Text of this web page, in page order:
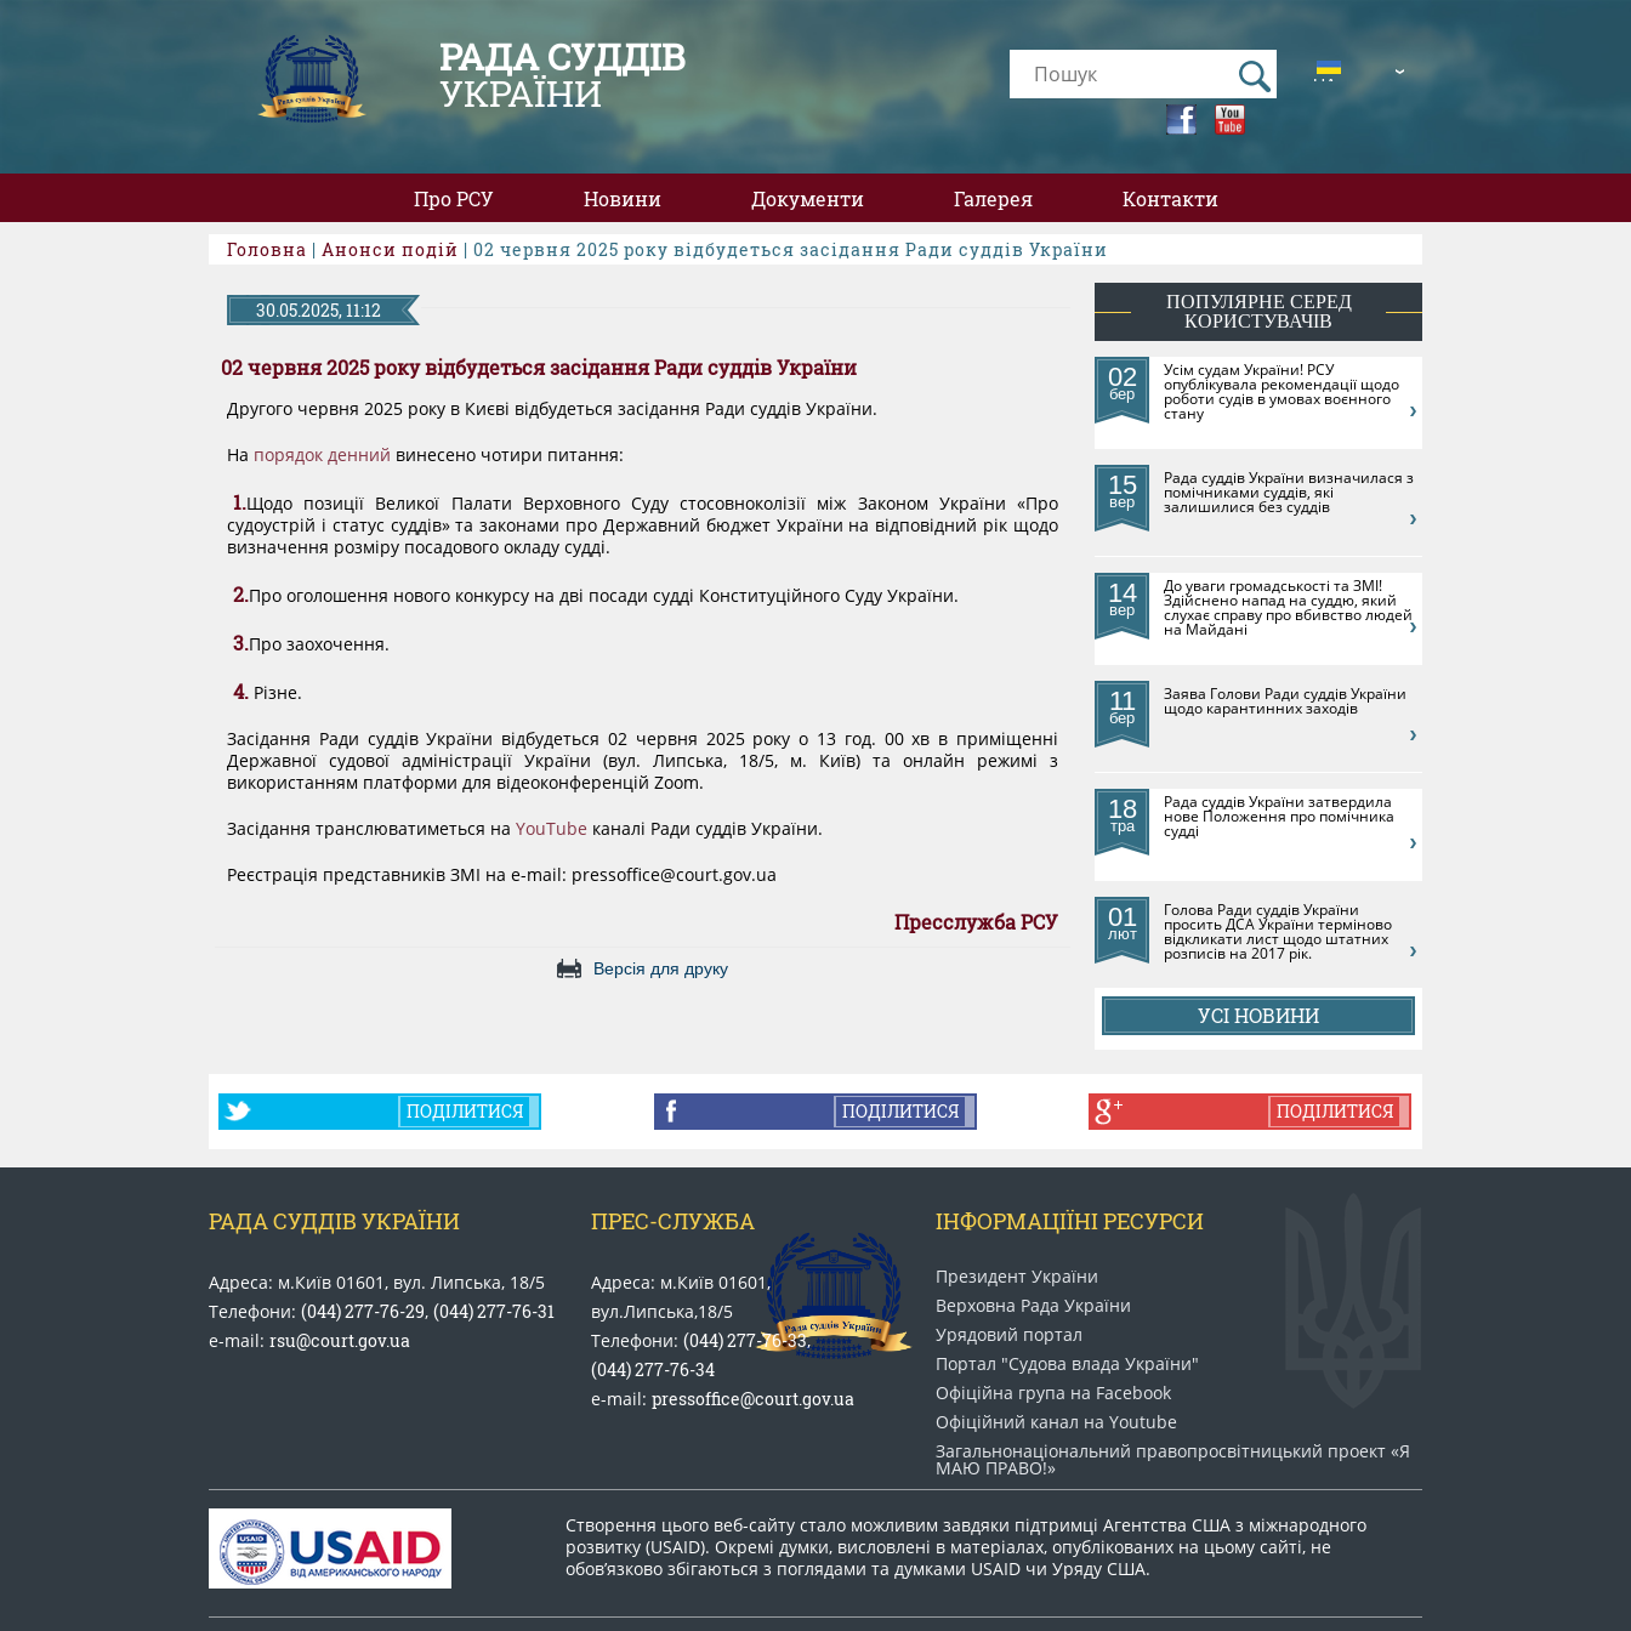
РАДА СУДДІВ
УКРАЇНИ
UA
Про РСУ Новини Документи Галерея Контакти
Головна | Анонси подій | 02 червня 2025 року відбудеться засідання Ради суддів України
30.05.2025, 11:12
02 червня 2025 року відбудеться засідання Ради суддів України
Другого червня 2025 року в Києві відбудеться засідання Ради суддів України.
На порядок денний винесено чотири питання:
1.Щодо позиції Великої Палати Верховного Суду стосовноколізії між Законом України «Про
судоустрій і статус суддів» та законами про Державний бюджет України на відповідний рік щодо
визначення розміру посадового окладу судді.
2.Про оголошення нового конкурсу на дві посади судді Конституційного Суду України.
3.Про заохочення.
4. Різне.
Засідання Ради суддів України відбудеться 02 червня 2025 року о 13 год. 00 хв в приміщенні
Державної судової адміністрації України (вул. Липська, 18/5, м. Київ) та онлайн режимі з
використанням платформи для відеоконференцій Zoom.
Засідання транслюватиметься на YouTube каналі Ради суддів України.
Реєстрація представників ЗМІ на e-mail: pressoffice@court.gov.ua
Пресслужба РСУ
Версія для друку
ПОПУЛЯРНЕ СЕРЕД
КОРИСТУВАЧІВ
02
бер
​Усім судам України! РСУ
опублікувала рекомендації щодо
роботи судів в умовах воєнного
стану
15
вер
Рада суддів України визначилася з
помічниками суддів, які
залишилися без суддів
14
вер
До уваги громадськості та ЗМІ!
Здійснено напад на суддю, який
слухає справу про вбивство людей
на Майдані
11
бер
​Заява Голови Ради суддів України
щодо карантинних заходів
18
тра
Рада суддів України затвердила
нове Положення про помічника
судді
01
лют
Голова Ради суддів України
просить ДСА України терміново
відкликати лист щодо штатних
розписів на 2017 рік.
УСІ НОВИНИ
ПОДІЛИТИСЯ ПОДІЛИТИСЯ ПОДІЛИТИСЯ
РАДА СУДДІВ УКРАЇНИ
Адреса: м.Київ 01601, вул. Липська, 18/5
Телефони: (044) 277-76-29, (044) 277-76-31
e-mail: rsu@court.gov.ua
ПРЕС-СЛУЖБА
Адреса: м.Київ 01601,
вул.Липська,18/5
Телефони: (044) 277-76-33,
(044) 277-76-34
e-mail: pressoffice@court.gov.ua
ІНФОРМАЦІЇНІ РЕСУРСИ
Президент України
Верховна Рада України
Урядовий портал
Портал "Судова влада України"
Офіційна група на Facebook
Офіційний канал на Youtube
Загальнонаціональний право​просвітницький проект «Я
МАЮ ПРАВО​!»
Створення цього веб-сайту стало можливим завдяки підтримці Агентства США з міжнародного
розвитку (USAID). Окремі думки, висловлені в матеріалах, опублікованих на цьому сайті, не
обов’язково збігаються з поглядами та думками USAID чи Уряду США.